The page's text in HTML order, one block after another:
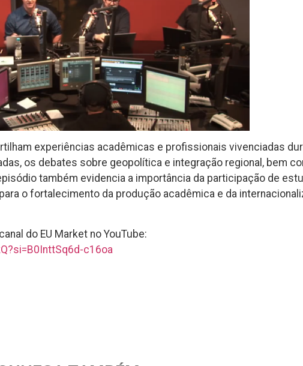
experiências acadêmicas e profissionais vivenciadas
os debates sobre geopolítica e integração regional, bem
também evidencia a importância da participação de
o fortalecimento da produção acadêmica e da
do EU Market no YouTube:
c16oa